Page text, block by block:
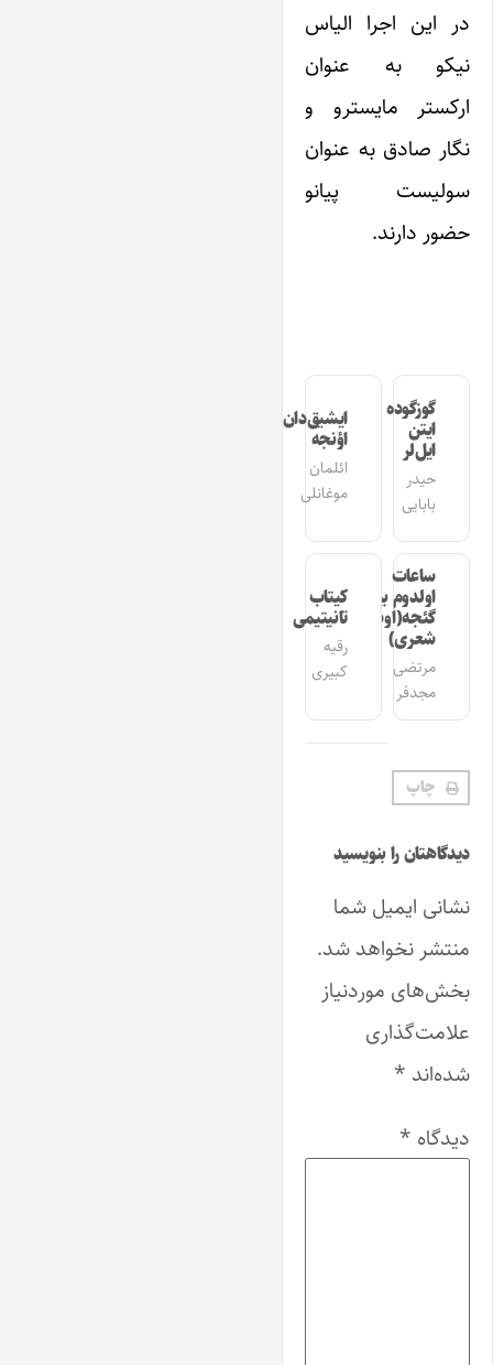
در این اجرا الیاس
نیکو به عنوان
ارکستر مایسترو و
نگار صادق به عنوان
سولیست پیانو
حضور دارند.
گوزگوده
ایتن
ایل‌لر
حیدر
بابایی
ایشیق‌دان
اؤنجه
ائلمان
موغانلی
ساعات
اولدوم بیر
گئجه(اوشاق
شعری)
مرتضی
مجدفر
کیتاب
تانیتیمی
رقیه
کبیری
چاپ
دیدگاهتان را بنویسید
نشانی ایمیل شما
منتشر نخواهد شد.
بخش‌های موردنیاز
علامت‌گذاری
شده‌اند *
دیدگاه *